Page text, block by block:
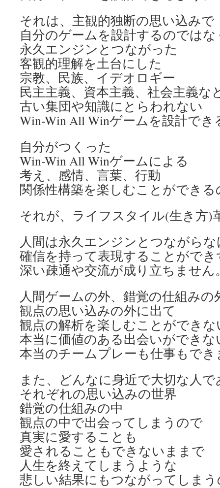
それは、主観的独断の思い込みで
自分のゲームを設計するのではな
永久エンジンとつながった
客観的理解を土台にした
宗教、民族、イデオロギー
民主主義、資本主義、社会主義な
古い集団や知識にとらわれない
Win-Win All Winゲームを設計で
自分がつくった
Win-Win All Winゲームによる
考え、感情、言葉、行動
関係性構築を楽しむことができ
それが、ライフスタイル(生き方)
人間は永久エンジンとつながら
確信を持って表現することができ
深い疎通や交流が成り立ちません
人間ゲームの外、錯覚の仕組みの
観点の思い込みの外に出て
観点の解析を楽しむことができ
本当に価値のある出会いができ
本当のチームプレーも仕事もでき
また、どんなに身近で大切な人
それぞれの思い込みの世界
錯覚の仕組みの中
観点の中で出会ってしまうので
真実に愛することも
愛されることもできないままで
人生を終えてしまうような
悲しい結果にもつながってしま